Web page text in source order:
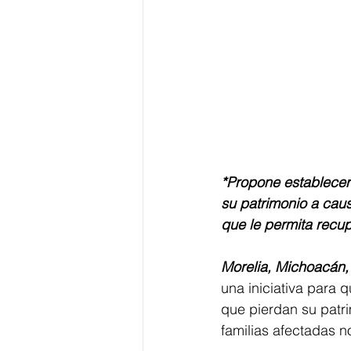
*Propone
su patrimonio a
que le permita
Morelia,
una iniciativa para
que pierdan su
familias afectadas